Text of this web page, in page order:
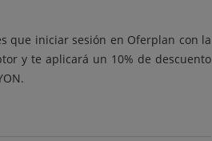
que iniciar sesión en Oferplan con la
y te aplicará un 10% de descuento